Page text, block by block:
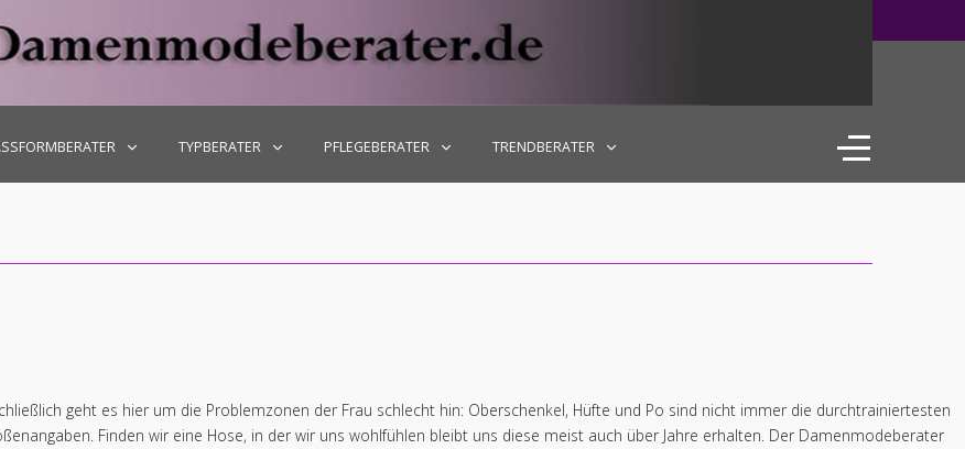
10.00 - 18.00
TYPBERATER PFLEGEBERATER TRENDBERATER
geht es hier um die Problemzonen der Frau schlecht hin: Oberschenkel, Hüfte und Po sind nicht immer die durchtrainiertesten
Finden wir eine Hose, in der wir uns wohlfühlen bleibt uns diese meist auch über Jahre erhalten. Der Damenmodeberater